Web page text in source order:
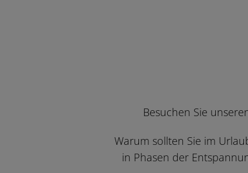
Besuchen Sie
Warum sollten Sie im
in Phasen der